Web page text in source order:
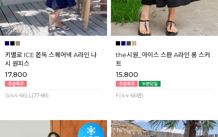
키별로 ICE 쫀득 스퀘어넥 A라인 나
시 원피스
17,800
S(44-66),L(77-88)
the시원_아이스 스판 A라인 롱 스커
트
15,800
F(44-66반)